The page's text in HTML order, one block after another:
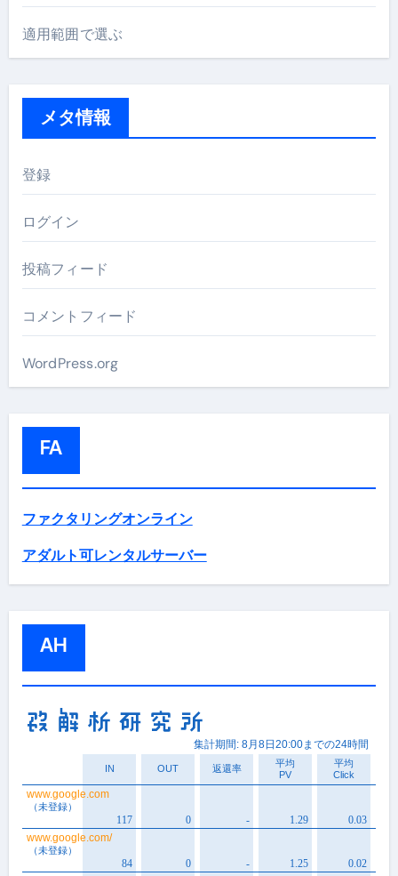
適用範囲で選ぶ
メタ情報
登録
ログイン
投稿フィード
コメントフィード
WordPress.org
FA
ファクタリングオンライン
アダルト可レンタルサーバー
AH